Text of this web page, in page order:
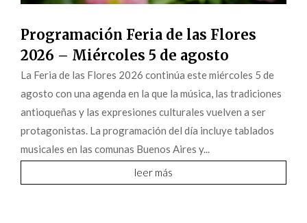
Programación Feria de las Flores
2026 – Miércoles 5 de agosto
La Feria de las Flores 2026 continúa este miércoles 5 de
agosto con una agenda en la que la música, las tradiciones
antioqueñas y las expresiones culturales vuelven a ser
protagonistas. La programación del día incluye tablados
musicales en las comunas Buenos Aires y...
leer más